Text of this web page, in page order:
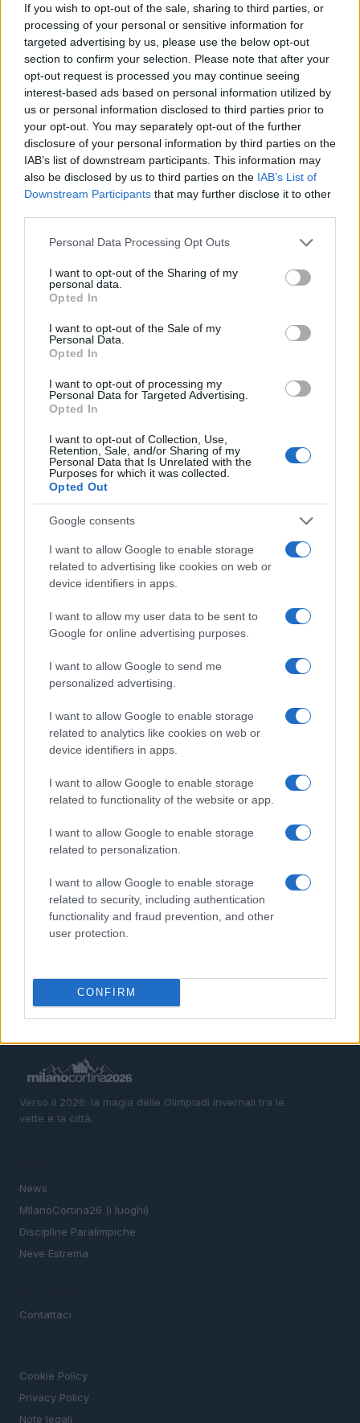
If you wish to opt-out of the sale, sharing to third parties, or
processing of your personal or sensitive information for
targeted advertising by us, please use the below opt-out
section to confirm your selection. Please note that after your
opt-out request is processed you may continue seeing
interest-based ads based on personal information utilized by
us or personal information disclosed to third parties prior to
your opt-out. You may separately opt-out of the further
disclosure of your personal information by third parties on the
IAB’s list of downstream participants. This information may
also be disclosed by us to third parties on the IAB’s List of
Downstream Participants that may further disclose it to other
Please note that this website/app uses one or more Google
not limited to your visit or usage behaviour. You may click to
grant or deny consent to Google and its third-party tags to
use your data for below specified purposes in below Google
consent section.
Personal Data Processing Opt Outs
I want to opt-out of the Sharing of my
personal data.
Opted In
I want to opt-out of the Sale of my
Personal Data.
Opted In
I want to opt-out of processing my
Personal Data for Targeted Advertising.
Opted In
I want to opt-out of Collection, Use,
Retention, Sale, and/or Sharing of my
Personal Data that Is Unrelated with the
Purposes for which it was collected.
Opted Out
Google consents
I want to allow Google to enable storage
related to advertising like cookies on web or
device identifiers in apps.
I want to allow my user data to be sent to
Google for online advertising purposes.
I want to allow Google to send me
personalized advertising.
I want to allow Google to enable storage
related to analytics like cookies on web or
device identifiers in apps.
I want to allow Google to enable storage
related to functionality of the website or app.
I want to allow Google to enable storage
related to personalization.
I want to allow Google to enable storage
related to security, including authentication
functionality and fraud prevention, and other
user protection.
CONFIRM
Don Antonio Mazzi: l’ultimo saluto a Milano tra
emozioni e canti
Marco Tessari · 3 Ago 2026
NEWS
fatto discutere
Marco Tessari · 3 Ago 2026
NEWS
Disastri climatici 2026: incendi, alluvioni e caldo
estremo in Europa e oltre
PIÙ LETTI
Scopri le Olimpiadi Milano Cortina: Sport, Cultura e
Auto a noleggio a Cortina d’Ampezzo: soluzioni
pratiche e prezzi chiari
Camminare in montagna con i figli: percorsi adatti e
cosa mettere nello zaino
Scopri il paradiso degli sport invernali nella
Kleinwalsertal
Bob Dylan in concerto: date e luoghi delle esibizioni
Verso il 2026: la magia delle Olimpiadi invernali tra le
vette e la città.
News
MIlanoCortina26 (i luoghi)
Discipline Paralimpiche
Neve Estrema
Contattaci
Cookie Policy
Privacy Policy
Note legali